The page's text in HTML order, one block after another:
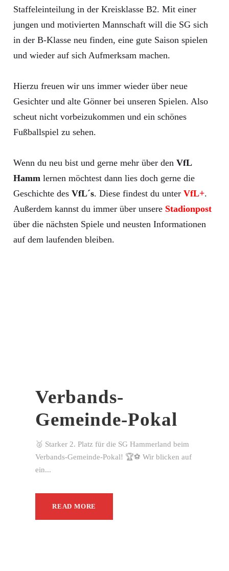
Staffeleinteilung in der Kreisklasse B2. Mit einer
jungen und motivierten Mannschaft will die SG sich
in der B-Klasse neu finden, eine gute Saison spielen
und wieder auf sich Aufmerksam machen.
Hierzu freuen wir uns immer wieder über neue
Gesichter und alte Gönner bei unseren Spielen. Also
scheut nicht vorbeizukommen und ein schönes
Fußballspiel zu sehen.
Wenn du neu bist und gerne mehr über den VfL
Hamm lernen möchtest dann lies doch gerne die
Geschichte des VfL´s. Diese findest du unter VfL+.
Außerdem kannst du immer über unsere Stadionpost
über die nächsten Spiele und neusten Informationen
auf dem laufenden bleiben.
Verbands-
Gemeinde-Pokal
🥈 Starker 2. Platz für die SG Hammerland beim
Verbands-Gemeinde-Pokal! 🏆⚽ Wir blicken auf
ein...
READ MORE